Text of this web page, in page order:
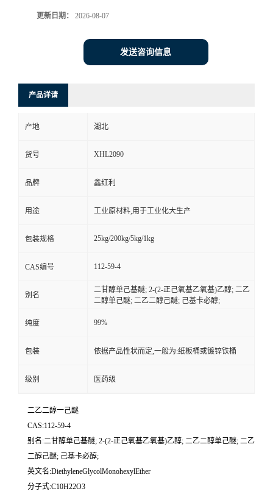
更新日期： 2026-08-07
发送咨询信息
产品详请
产地 湖北
货号 XHL2090
品牌 鑫红利
用途 工业原材料,用于工业化大生产
包装规格 25kg/200kg/5kg/1kg
CAS编号 112-59-4
别名
二甘醇单己基醚; 2-(2-正己氧基乙氧基)乙醇; 二乙
二醇单己醚; 二乙二醇己醚; 己基卡必醇;
纯度 99%
包装 依据产品性状而定,一般为:纸板桶或镀锌铁桶
级别 医药级
二乙二醇一己醚
CAS:112-59-4
别名:二甘醇单己基醚; 2-(2-正己氧基乙氧基)乙醇; 二乙二醇单己醚; 二乙
二醇己醚; 己基卡必醇;
英文名:DiethyleneGlycolMonohexylEther
分子式:C10H22O3